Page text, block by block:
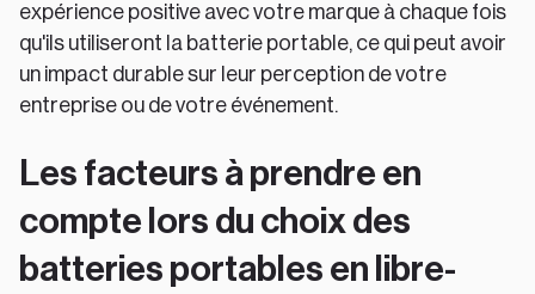
expérience positive avec votre marque à chaque fois
qu'ils utiliseront la batterie portable, ce qui peut avoir
un impact durable sur leur perception de votre
entreprise ou de votre événement.
Les facteurs à prendre en
compte lors du choix des
batteries portables en libre-